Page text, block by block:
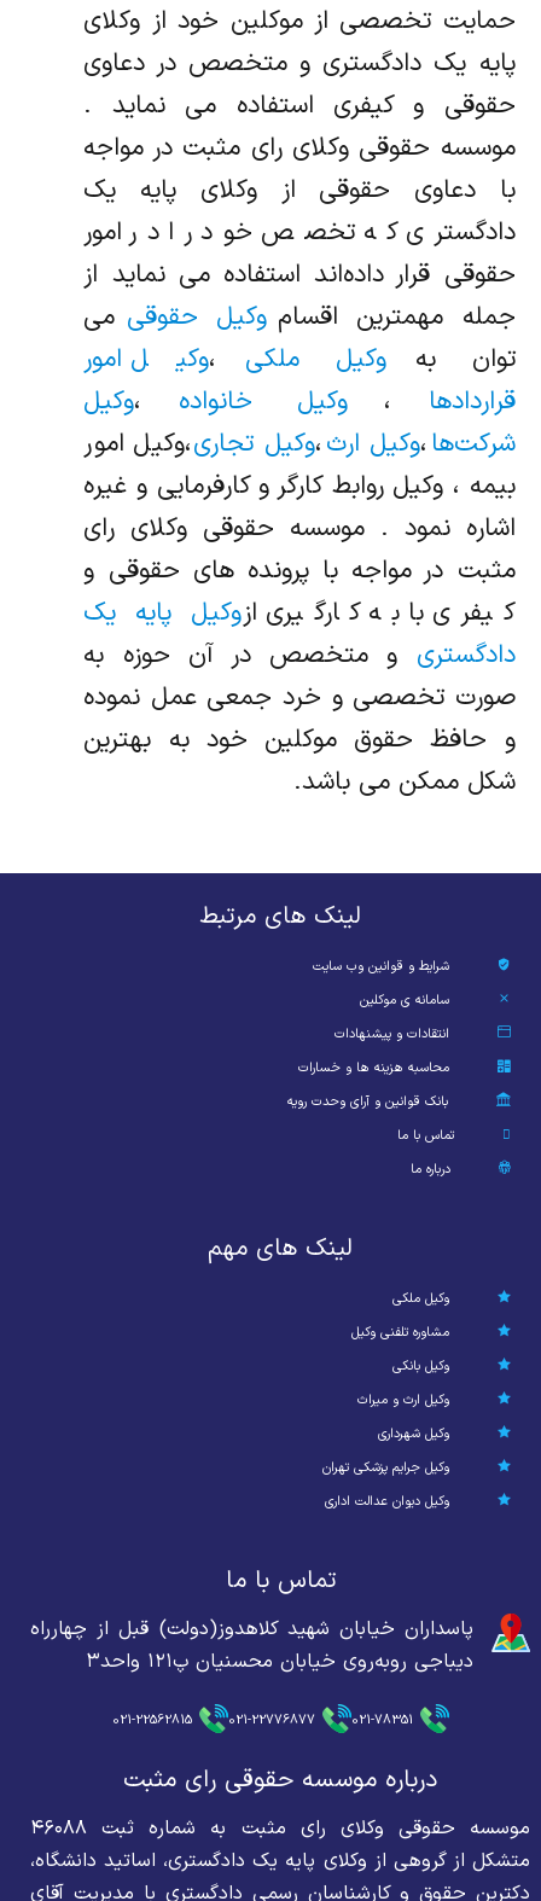
حمایت تخصصی از موکلین خود از وکلای
پایه یک دادگستری و متخصص در دعاوی
حقوقی و کیفری استفاده می نماید .
موسسه حقوقی وکلای رای مثبت در مواجه
با دعاوی حقوقی از وکلای پایه یک
دادگستری که تخصص خود را در امور
حقوقی قرار داده‌اند استفاده می نماید از
جمله مهمترین اقسام وکیل حقوقی می
توان بهوکیل ملکی ،وکیل امور
قراردادها ،وکیل خانواده ،وکیل
شرکت‌ها،وکیل ارث،وکیل تجاری،وکیل امور
بیمه ، وکیل روابط کارگر و کارفرمایی و غیره
اشاره نمود . موسسه حقوقی وکلای رای
مثبت در مواجه با پرونده های حقوقی و
کیفری با به کارگیری ازوکیل پایه یک
دادگستری و متخصص در آن حوزه به
صورت تخصصی و خرد جمعی عمل نموده
و حافظ حقوق موکلین خود به بهترین
شکل ممکن می باشد.
لینک های مرتبط
شرایط و قوانین وب سایت
سامانه ی موکلین
انتقادات و پیشنهادات
محاسبه هزینه ها و خسارات
بانک قوانین و آرای وحدت رویه
تماس با ما
درباره ما
لینک های مهم
وکیل ملکی
مشاوره تلفنی وکیل
وکیل بانکی
وکیل ارث و میراث
وکیل شهرداری
وکیل جرایم پزشکی تهران
وکیل دیوان عدالت اداری
تماس با ما
پاسداران خیابان شهید کلاهدوز(دولت) قبل از چهارراه
دیباجی روبه‌روی خیابان محسنیان پ۱۲۱ واحد۳
021-78351
021-22776877
021-22562815
درباره موسسه حقوقی رای مثبت
موسسه حقوقی وکلای رای مثبت به شماره ثبت ۴۶۰۸۸
متشکل از گروهی از وکلای پایه یک دادگستری، اساتید دانشگاه،
دکترین حقوق و کارشناسان رسمی دادگستری با مدیریت آقای